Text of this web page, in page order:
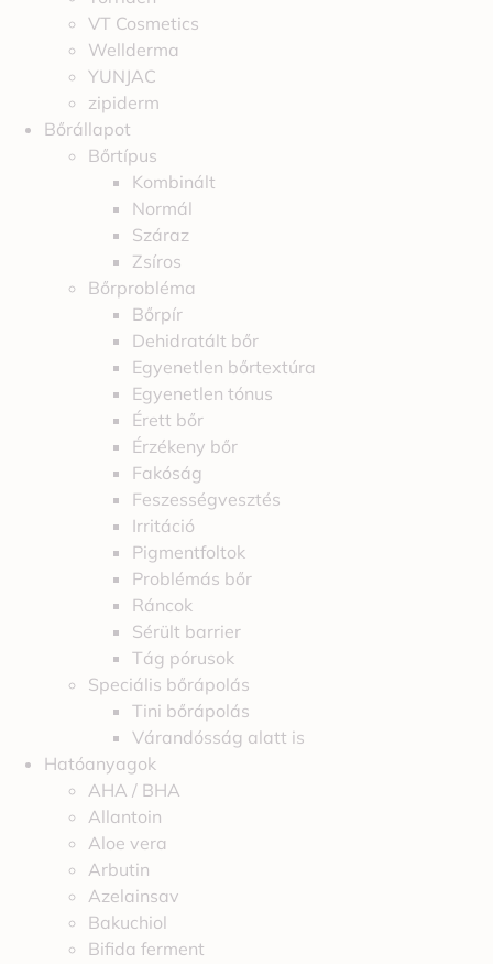
VT Cosmetics
Wellderma
YUNJAC
zipiderm
Bőrállapot
Bőrtípus
Kombinált
Normál
Száraz
Zsíros
Bőrprobléma
Bőrpír
Dehidratált bőr
Egyenetlen bőrtextúra
Egyenetlen tónus
Érett bőr
Érzékeny bőr
Fakóság
Feszességvesztés
Irritáció
Pigmentfoltok
Problémás bőr
Ráncok
Sérült barrier
Tág pórusok
Speciális bőrápolás
Tini bőrápolás
Várandósság alatt is
Hatóanyagok
AHA / BHA
Allantoin
Aloe vera
Arbutin
Azelainsav
Bakuchiol
Bifida ferment